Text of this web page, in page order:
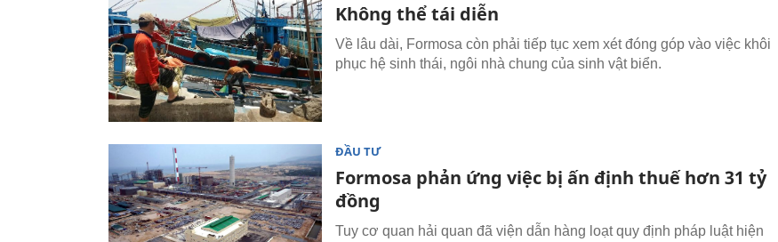
Không thể tái diễn
Về lâu dài, Formosa còn phải tiếp tục xem xét đóng góp vào việc khôi
phục hệ sinh thái, ngôi nhà chung của sinh vật biển.
ĐẦU TƯ
Formosa phản ứng việc bị ấn định thuế hơn 31 tỷ
đồng
Tuy cơ quan hải quan đã viện dẫn hàng loạt quy định pháp luật hiện